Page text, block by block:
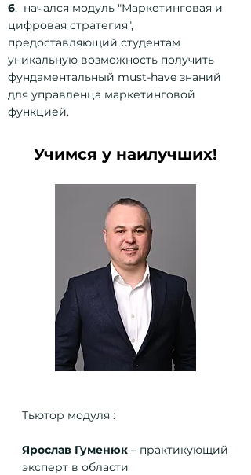
6, начался модуль "Маркетинговая и
цифровая стратегия",
предоставляющий студентам
уникальную возможность получить
фундаментальный must-have знаний
для управленца маркетинговой
функцией.
Учимся у наилучших!
Тьютор модуля :
Ярослав Гуменюк – практикующий
эксперт в области